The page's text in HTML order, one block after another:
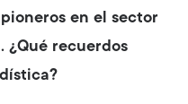
en el sector
¿Qué recuerdos